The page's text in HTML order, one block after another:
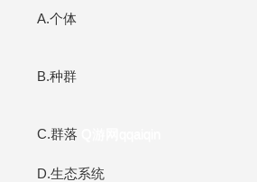
A.个体
B.种群
C.群落
D.生态系统